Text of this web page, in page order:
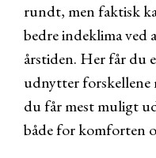
rundt, men faktisk
bedre indeklima ved
årstiden. Her får du
udnytter forskellene
du får mest muligt
både for komforten